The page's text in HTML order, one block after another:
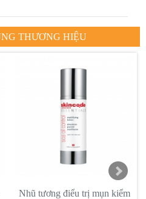
THƯƠNG HIỆU
Nhũ tương điểu trị mụn kiểm